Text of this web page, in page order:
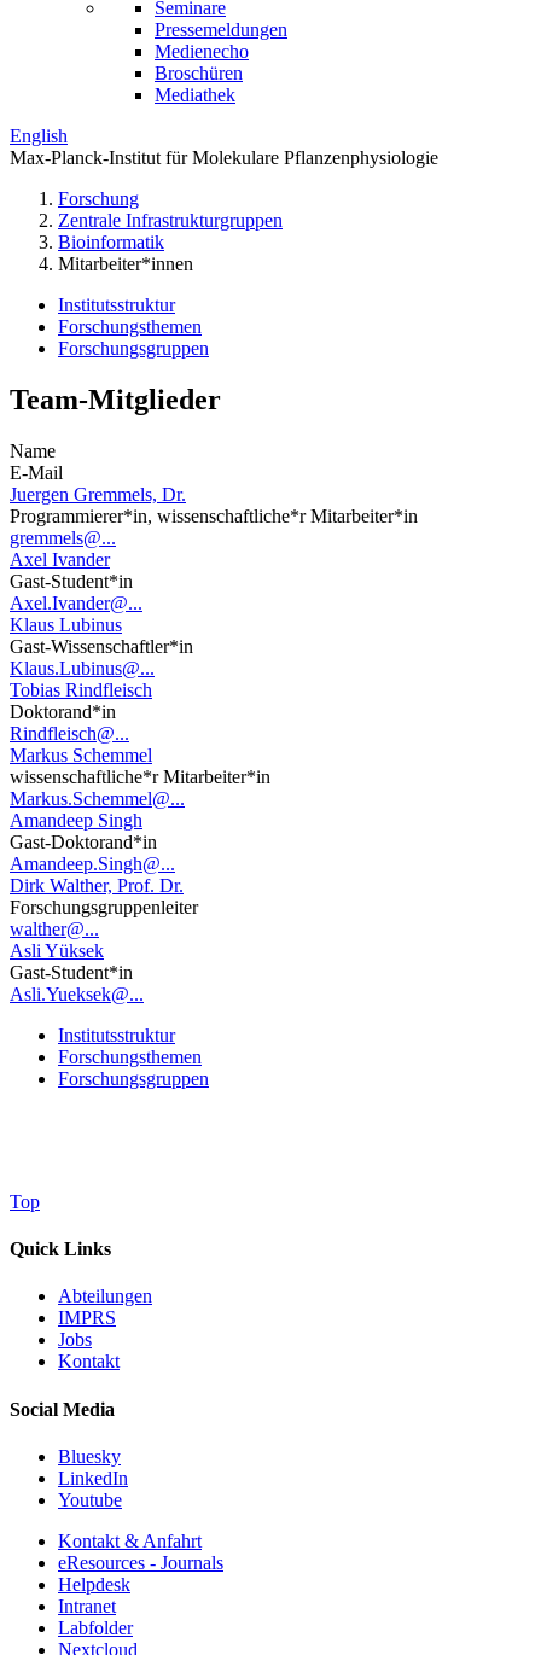
Seminare
Pressemeldungen
Medienecho
Broschüren
Mediathek
English
Max-Planck-Institut für Molekulare Pflanzenphysiologie
Forschung
Zentrale Infrastrukturgruppen
Bioinformatik
Mitarbeiter*innen
Institutsstruktur
Forschungsthemen
Forschungsgruppen
Team-Mitglieder
Name
E-Mail
Juergen Gremmels, Dr.
Programmierer*in, wissenschaftliche*r Mitarbeiter*in
gremmels@...
Axel Ivander
Gast-Student*in
Axel.Ivander@...
Klaus Lubinus
Gast-Wissenschaftler*in
Klaus.Lubinus@...
Tobias Rindfleisch
Doktorand*in
Rindfleisch@...
Markus Schemmel
wissenschaftliche*r Mitarbeiter*in
Markus.Schemmel@...
Amandeep Singh
Gast-Doktorand*in
Amandeep.Singh@...
Dirk Walther, Prof. Dr.
Forschungsgruppenleiter
walther@...
Asli Yüksek
Gast-Student*in
Asli.Yueksek@...
Institutsstruktur
Forschungsthemen
Forschungsgruppen
Top
Quick Links
Abteilungen
IMPRS
Jobs
Kontakt
Social Media
Bluesky
LinkedIn
Youtube
Kontakt & Anfahrt
eResources - Journals
Helpdesk
Intranet
Labfolder
Nextcloud